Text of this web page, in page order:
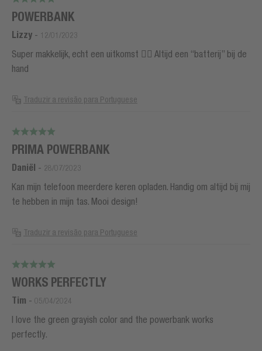
POWERBANK
Lizzy - 12/01/2023
Super makkelijk, echt een uitkomst 👍🏻 Altijd een “batterij” bij de
hand
Traduzir a revisão para Portuguese
PRIMA POWERBANK
Daniël - 28/07/2023
Kan mijn telefoon meerdere keren opladen. Handig om altijd bij mij
te hebben in mijn tas. Mooi design!
Traduzir a revisão para Portuguese
WORKS PERFECTLY
Tim - 05/04/2024
I love the green grayish color and the powerbank works
perfectly.